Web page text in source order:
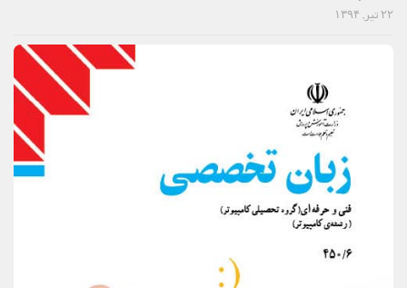
۲۲ تیر, ۱۳۹۴